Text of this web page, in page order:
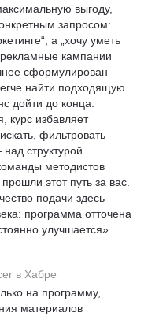
выгоду,
запросом:
а „хочу уметь
рекламные кампании
сформулирован
найти подходящую
дойти до конца.
курс избавляет
фильтровать
структурой
методистов
этот путь за вас.
подачи здесь
программа отточена
улучшается»
в Хабре
на программу,
материалов